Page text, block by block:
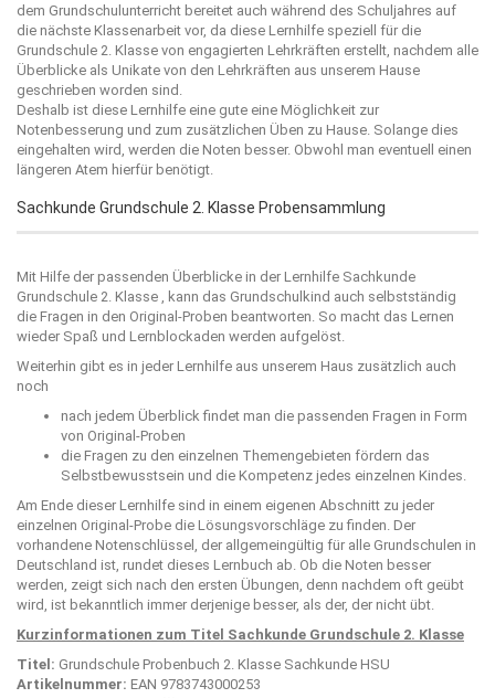
dem Grundschulunterricht bereitet auch während des Schuljahres auf
die nächste Klassenarbeit vor, da diese Lernhilfe speziell für die
Grundschule 2. Klasse von engagierten Lehrkräften erstellt, nachdem alle
Überblicke als Unikate von den Lehrkräften aus unserem Hause
geschrieben worden sind.
Deshalb ist diese Lernhilfe eine gute eine Möglichkeit zur
Notenbesserung und zum zusätzlichen Üben zu Hause. Solange dies
eingehalten wird, werden die Noten besser. Obwohl man eventuell einen
längeren Atem hierfür benötigt.
Sachkunde Grundschule 2. Klasse Probensammlung
Mit Hilfe der passenden Überblicke in der Lernhilfe Sachkunde
Grundschule 2. Klasse , kann das Grundschulkind auch selbstständig
die Fragen in den Original-Proben beantworten. So macht das Lernen
wieder Spaß und Lernblockaden werden aufgelöst.
Weiterhin gibt es in jeder Lernhilfe aus unserem Haus zusätzlich auch
noch
nach jedem Überblick findet man die passenden Fragen in Form
von Original-Proben
die Fragen zu den einzelnen Themengebieten fördern das
Selbstbewusstsein und die Kompetenz jedes einzelnen Kindes.
Am Ende dieser Lernhilfe sind in einem eigenen Abschnitt zu jeder
einzelnen Original-Probe die Lösungsvorschläge zu finden. Der
vorhandene Notenschlüssel, der allgemeingültig für alle Grundschulen in
Deutschland ist, rundet dieses Lernbuch ab. Ob die Noten besser
werden, zeigt sich nach den ersten Übungen, denn nachdem oft geübt
wird, ist bekanntlich immer derjenige besser, als der, der nicht übt.
Kurzinformationen zum Titel Sachkunde Grundschule 2. Klasse
Titel: Grundschule Probenbuch 2. Klasse Sachkunde HSU
Artikelnummer: EAN 9783743000253